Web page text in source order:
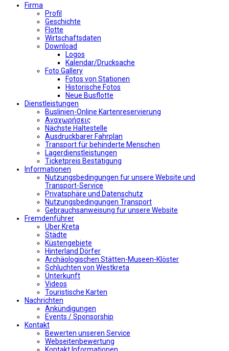
Firma
Profil
Geschichte
Flotte
Wirtschaftsdaten
Download
Logos
Kalendar/Drucksache
Foto Gallery
Fotos von Stationen
Historische Fotos
Neue Busflotte
Dienstleistungen
Buslinien-Online Kartenreservierung
Αναχωρήσεις
Nächste Haltestelle
Αusdruckbarer Fahrplan
Transport für behinderte Menschen
Lagerdienstleistungen
Ticketpreis Bestätigung
Informationen
Nutzungsbedingungen fur unsere Website und
Transport-Service
Privatsphäre und Datenschutz
Nutzungsbedingungen Transport
Gebrauchsanweisung fur unsere Website
Fremdenführer
Uber Kreta
Städte
Küstengebiete
Hinterland Dörfer
Archäologischen Stätten-Museen-Klöster
Schluchten von Westkreta
Unterkunft
Videos
Touristische Karten
Nachrichten
Ankündigungen
Events / Sponsorship
Kontakt
Bewerten unseren Service
Webseitenbewertung
Kontakt Informationen